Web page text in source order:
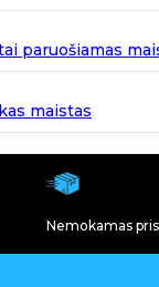
paruošiamas
maistas
Nemokamas